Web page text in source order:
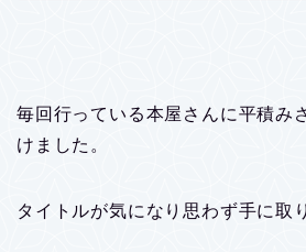
毎回行っている本屋さんに平積み
けました。
タイトルが気になり思わず手に取